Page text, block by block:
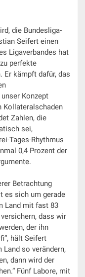
die Bundesliga-
Seifert einen
Ligaverbandes hat
perfekte
Er kämpft dafür, das
Konzept
Kollateralschaden
Zahlen, die
sei,
Tages-Rhythmus
0,4 Prozent der
Betrachtung
es sich um gerade
Land mit fast 83
dass wir
der ihn
hält Seifert
Land so verändern,
dann wird der
Fünf Labore, mit